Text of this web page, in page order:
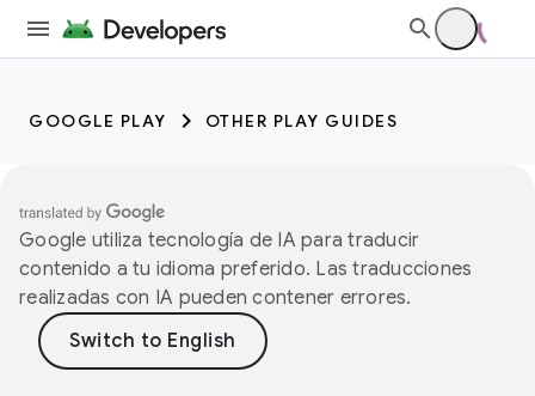
GOOGLE PLAY OTHER PLAY GUIDES
Google utiliza tecnología de IA para traducir
contenido a tu idioma preferido. Las traducciones
realizadas con IA pueden contener errores.